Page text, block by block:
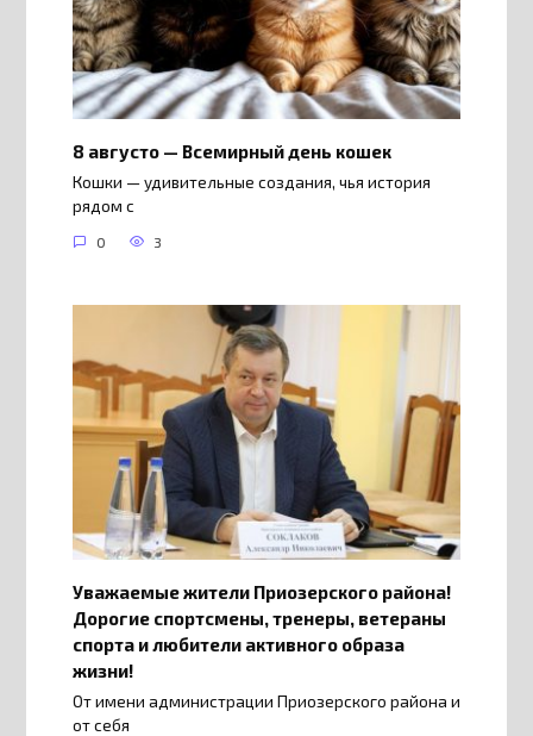
8 августо — Всемирный день кошек
Кошки — удивительные создания, чья история
рядом с
0 3
Уважаемые жители Приозерского района!
Дорогие спортсмены, тренеры, ветераны
спорта и любители активного образа
жизни!
От имени администрации Приозерского района и
от себя